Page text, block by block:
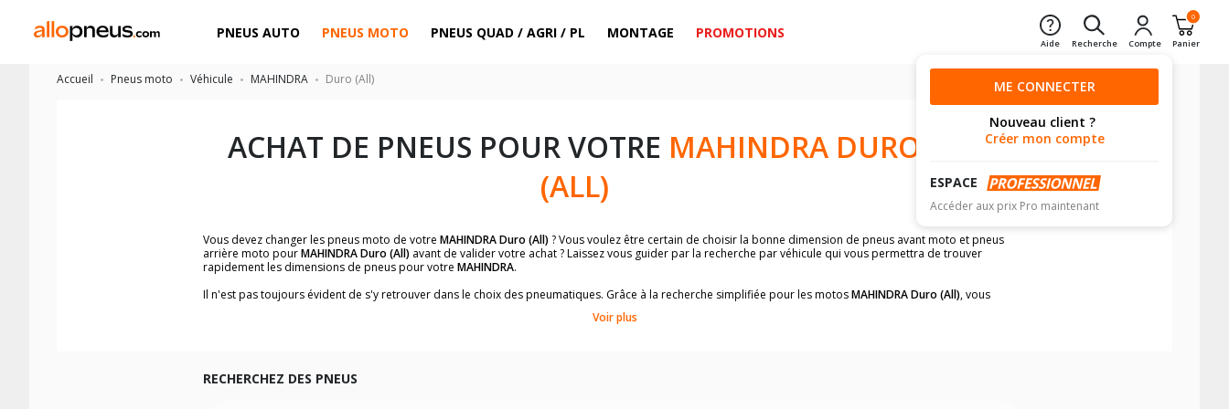
PNEUS AUTO PNEUS MOTO PNEUS QUAD / AGRI / PL MONTAGE PROMOTIONS
Aide Recherche Compte
0
Panier
ME CONNECTER
Nouveau client ?
Créer mon compte
ESPACE
Accéder aux prix Pro maintenant
Accueil Pneus moto Véhicule MAHINDRA Duro (All)
ACHAT DE PNEUS POUR VOTRE MAHINDRA DURO
(ALL)
Vous devez changer les pneus moto de votre MAHINDRA Duro (All)? Vous voulez être certain de choisir la bonne dimension de pneus avant moto et pneus
arrière moto pourMAHINDRA Duro (All) avant de valider votre achat ? Laissez vous guider par la recherche par véhicule qui vous permettra de trouver
rapidement les dimensions de pneus pour votre MAHINDRA.
Il n'est pas toujours évident de s'y retrouver dans le choix des pneumatiques. Grâce à la recherche simplifiée pour les motosMAHINDRA Duro (All), vous
Vous ne savez pas comment trouver les dimensions de vos pneus ? Ces informations sont indiquées sur le flanc des pneumatiques, dans le carnet de bord de
facilement.
Voir plus
RECHERCHEZ DES PNEUS